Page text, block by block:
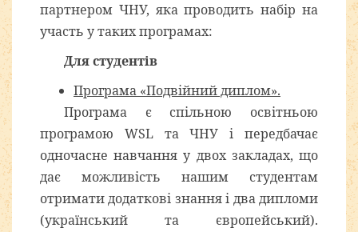
партнером ЧНУ, яка проводить набір на
участь у таких програмах:
Для студентів
Програма «Подвійний диплом».
Програма є спільною освітньою
програмою WSL та ЧНУ і передбачає
одночасне навчання у двох закладах, що
дає можливість нашим студентам
отримати додаткові знання і два дипломи
(український та європейський).